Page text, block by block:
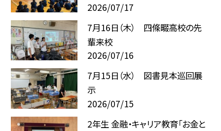
2026/07/17
7月16日（木） 四條畷高校の先
輩来校
2026/07/16
7月15日（水） 図書見本巡回展
示
2026/07/15
2年生 金融・キャリア教育「お金と